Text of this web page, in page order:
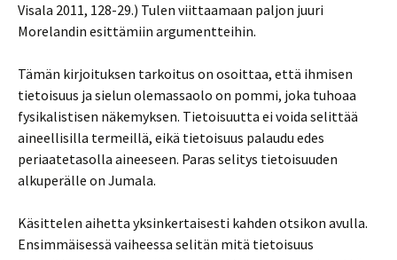
Visala 2011, 128-29.) Tulen viittaamaan paljon juuri
Morelandin esittämiin argumentteihin.
Tämän kirjoituksen tarkoitus on osoittaa, että ihmisen
tietoisuus ja sielun olemassaolo on pommi, joka tuhoaa
fysikalistisen näkemyksen. Tietoisuutta ei voida selittää
aineellisilla termeillä, eikä tietoisuus palaudu edes
periaatetasolla aineeseen. Paras selitys tietoisuuden
alkuperälle on Jumala.
Käsittelen aihetta yksinkertaisesti kahden otsikon avulla.
Ensimmäisessä vaiheessa selitän mitä tietoisuus